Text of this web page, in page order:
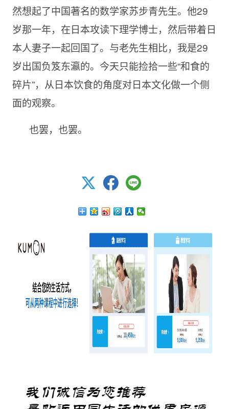
然想起了中国著名的数学家苏步青先生。他29
岁那一年，在日本攻读下理学博士，然后带着日
本人妻子一起回国了。与老先生相比，我是29
岁出国负笈东瀛的。今天只能捡拾一些“和食的
碎片”，从日本饮食的角度对日本文化做一个侧
面的观察。
也罢，也罢。